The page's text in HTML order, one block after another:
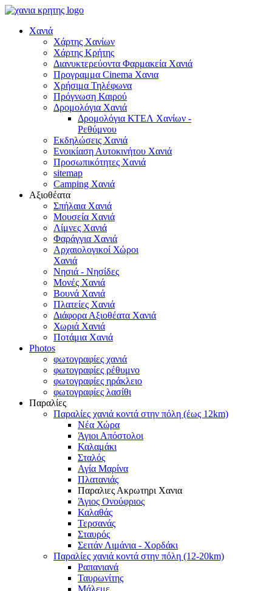
Χανιά
Χάρτης Χανίων
Χάρτης Κρήτης
Διανυκτερεύοντα Φαρμακεία Χανιά
Προγραμμα Cinema Χανια
Χρήσιμα Τηλέφωνα
Πρόγνωση Καιρού
Δρομολόγια Χανιά
Δρομολόγια ΚΤΕΛ Χανίων -
Ρεθύμνου
Εκδηλώσεις Χανιά
Ενοικίαση Αυτοκινήτου Χανιά
Προσωπικότητες Χανιά
sitemap
Camping Χανιά
Αξιοθέατα
Σπήλαια Χανιά
Μουσεία Χανιά
Λίμνες Χανιά
Φαράγγια Χανιά
Αρχαιολογικοί Χώροι
Χανιά
Νησιά - Νησίδες
Μονές Χανιά
Βουνά Χανιά
Πλατείες Χανιά
Διάφορα Αξιοθέατα Χανιά
Χωριά Χανιά
Ποτάμια Χανιά
Photos
φωτογραφίες χανιά
φωτογραφίες ρέθυμνο
φωτογραφίες ηράκλειο
φωτογραφίες λασίθι
Παραλίες
Παραλίες χανιά κοντά στην πόλη (έως 12km)
Νέα Χώρα
Άγιοι Απόστολοι
Καλαμάκι
Σταλός
Αγία Μαρίνα
Πλατανιάς
Παραλιες Ακρωτηρι Χανια
Άγιος Ονούφριος
Καλαθάς
Τερσανάς
Σταυρός
Σειτάν Λιμάνια - Χορδάκι
Παραλίες χανιά κοντά στην πόλη (12-20km)
Ραπανιανά
Ταυρωνίτης
Μάλεμε